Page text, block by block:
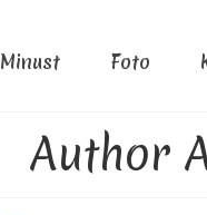
Minust Foto
Author